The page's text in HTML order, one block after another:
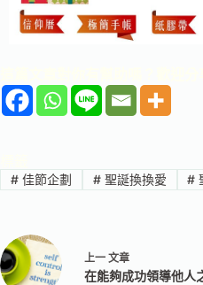
#佳節企劃 #聖誕換換愛 #
上一 文章
在能夠成功領導他人